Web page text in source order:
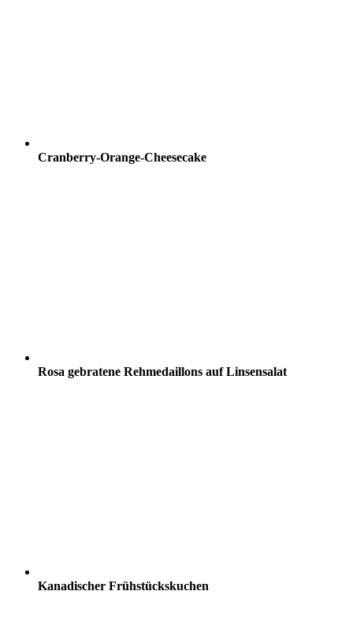
Cranberry-Orange-Cheesecake
Rosa gebratene Rehmedaillons auf Linsensalat
Kanadischer Frühstückskuchen